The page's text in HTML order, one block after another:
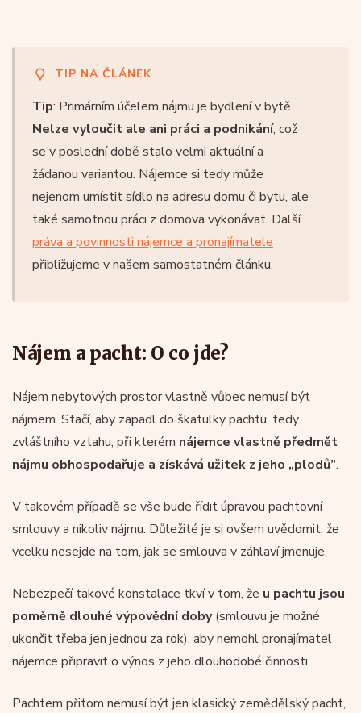
TIP NA ČLÁNEK
Tip: Primárním účelem nájmu je bydlení v bytě.
Nelze vyloučit ale ani práci a podnikání, což
se v poslední době stalo velmi aktuální a
žádanou variantou. Nájemce si tedy může
nejenom umístit sídlo na adresu domu či bytu, ale
také samotnou práci z domova vykonávat. Další
práva a povinnosti nájemce a pronajímatele
přibližujeme v našem samostatném článku.
Nájem a pacht: O co jde?
Nájem nebytových prostor vlastně vůbec nemusí být
nájmem. Stačí, aby zapadl do škatulky pachtu, tedy
zvláštního vztahu, při kterém nájemce vlastně předmět
nájmu obhospodařuje a získává užitek z jeho „plodů”.
V takovém případě se vše bude řídit úpravou pachtovní
smlouvy a nikoliv nájmu. Důležité je si ovšem uvědomit, že
vcelku nesejde na tom, jak se smlouva v záhlaví jmenuje.
Nebezpečí takové konstalace tkví v tom, že u pachtu jsou
poměrně dlouhé výpovědní doby(smlouvu je možné
ukončit třeba jen jednou za rok), aby nemohl pronajímatel
nájemce připravit o výnos z jeho dlouhodobé činnosti.
Pachtem přitom nemusí být jen klasický zemědělský pacht,